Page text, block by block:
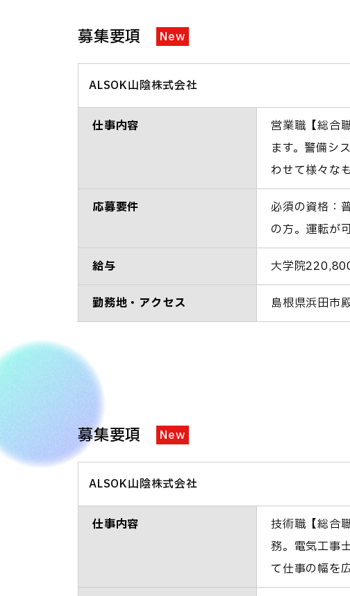
募集要項 New
ALSOK山陰株式会社
仕事内容
営業職【総合
ます。警備シ
わせて様々な
応募要件
必須の資格：
の方。運転が
給与 大学院
勤務地・アクセス 島根県浜田市
募集要項 New
ALSOK山陰株式会社
仕事内容
技術職【総合
務。電気工事
て仕事の幅を